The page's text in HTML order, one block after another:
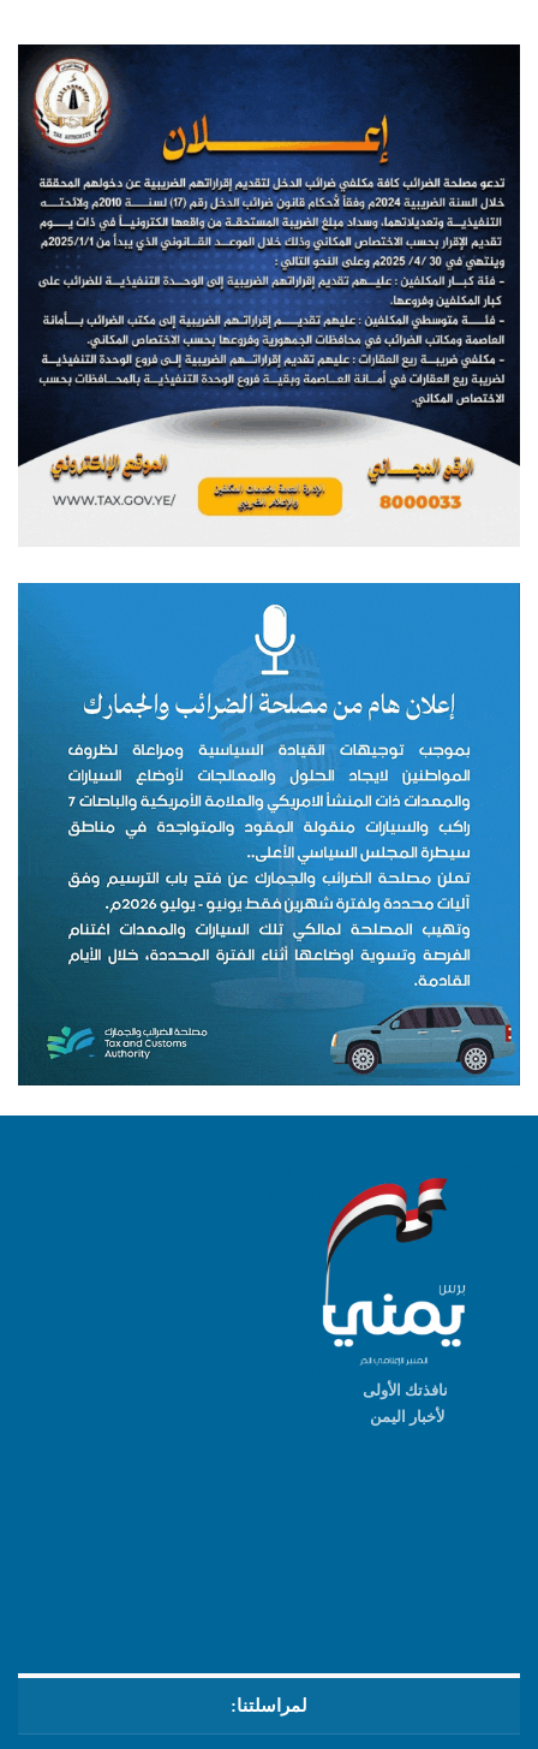
نافذتك الأولى
لأخبار اليمن
لمراسلتنا: